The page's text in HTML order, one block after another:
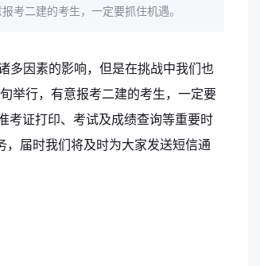
考二建的考生，一定要抓住机遇。
多因素的影响，但是在挑战中我们也
举行，有意报考二建的考生，一定要
考证打印、考试及成绩查询等重要时
，届时我们将及时为大家发送短信通